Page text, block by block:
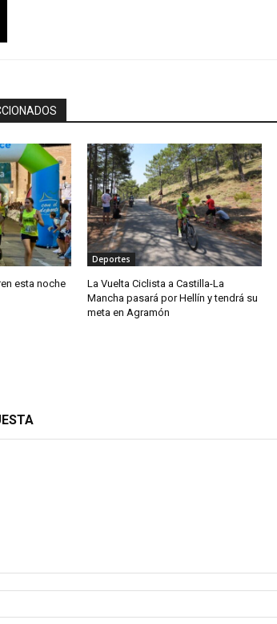
esta noche
Deportes
La Vuelta Ciclista a Castilla-La
Mancha pasará por Hellín y tendrá su
meta en Agramón